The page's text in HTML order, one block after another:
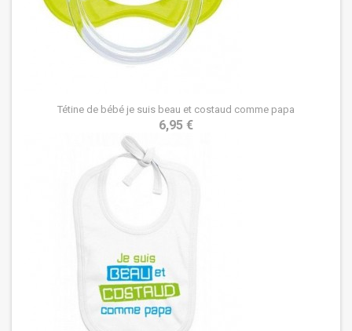
Tétine de bébé je suis beau et costaud comme papa
6,95 €